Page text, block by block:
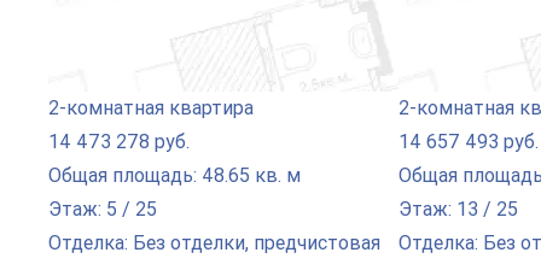
2-комнатная квартира
14 473 278 руб.
Общая площадь: 48.65 кв. м
Этаж: 5 / 25
Отделка: Без отделки, предчистовая
2-комнатная
14 657 493 руб.
Общая
Этаж: 13 / 25
Отделка: Без